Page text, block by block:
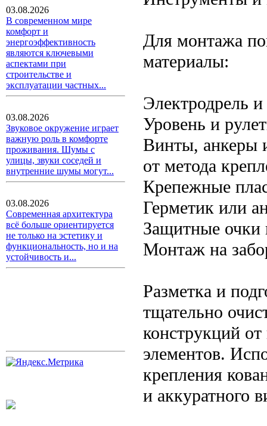
03.08.2026
В современном мире
комфорт и
энергоэффективность
являются ключевыми
аспектами при
строительстве и
эксплуатации частных...
03.08.2026
Звуковое окружение играет
важную роль в комфорте
проживания. Шумы с
улицы, звуки соседей и
внутренние шумы могут...
03.08.2026
Современная архитектура
всё больше ориентируется
не только на эстетику и
функциональность, но и на
устойчивость и...
Для монтажа
материалы:
Электродрель
Уровень и
Винты, анкеры
от метода
Крепежные
Герметик или
Защитные очки
Монтаж на
Разметка и
тщательно
конструкций
элементов.
крепления
и аккуратного